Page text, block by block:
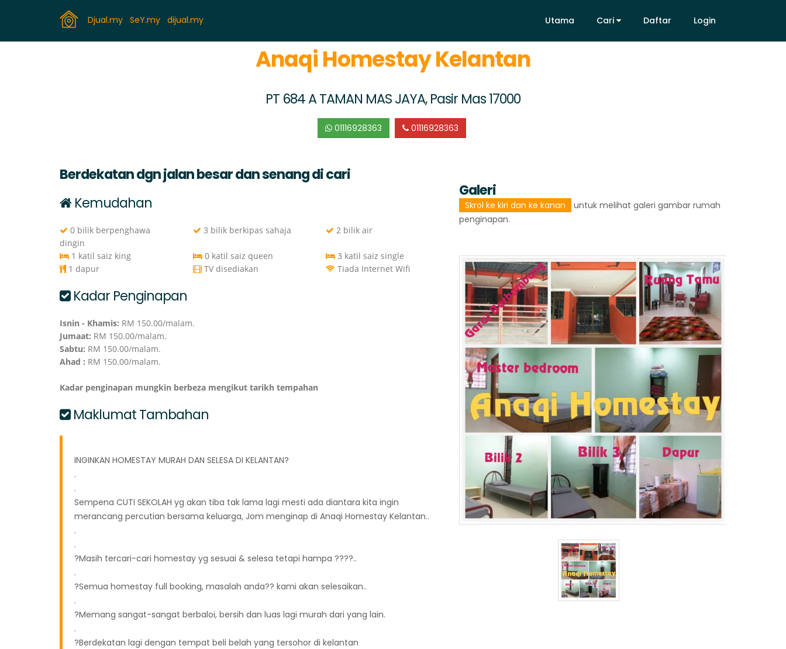
Djual.my SeY.my dijual.my Utama Cari Daftar Login
Anaqi Homestay Kelantan
PT 684 A TAMAN MAS JAYA, Pasir Mas 17000
01116928363 01116928363
Berdekatan dgn jalan besar dan senang di cari
Kemudahan
0 bilik berpenghawa
dingin
3 bilik berkipas sahaja 2 bilik air
1 katil saiz king 0 katil saiz queen
3 katil saiz single
1 dapur
TV disediakan Tiada Internet Wifi
Kadar Penginapan
Isnin - Khamis: RM 150.00/malam.
Jumaat: RM 150.00/malam.
Sabtu: RM 150.00/malam.
Ahad : RM 150.00/malam.
Kadar penginapan mungkin berbeza mengikut tarikh tempahan
Maklumat Tambahan
INGINKAN HOMESTAY MURAH DAN SELESA DI KELANTAN?
.
.
Sempena CUTI SEKOLAH yg akan tiba tak lama lagi mesti ada diantara kita ingin
merancang percutian bersama keluarga, Jom menginap di Anaqi Homestay Kelantan..
.
.
?Masih tercari-cari homestay yg sesuai & selesa tetapi hampa ????..
.
?Semua homestay full booking, masalah anda?? kami akan selesaikan..
.
?Memang sangat-sangat berbaloi, bersih dan luas lagi murah dari yang lain.
.
?Berdekatan lagi dengan tempat beli belah yang tersohor di kelantan
Galeri
Skrol ke kiri dan ke kanan
untuk melihat galeri gambar rumah
penginapan.